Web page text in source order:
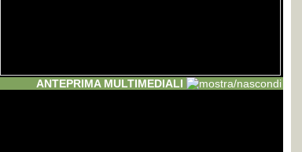
ANTEPRIMA MULTIMEDIALI